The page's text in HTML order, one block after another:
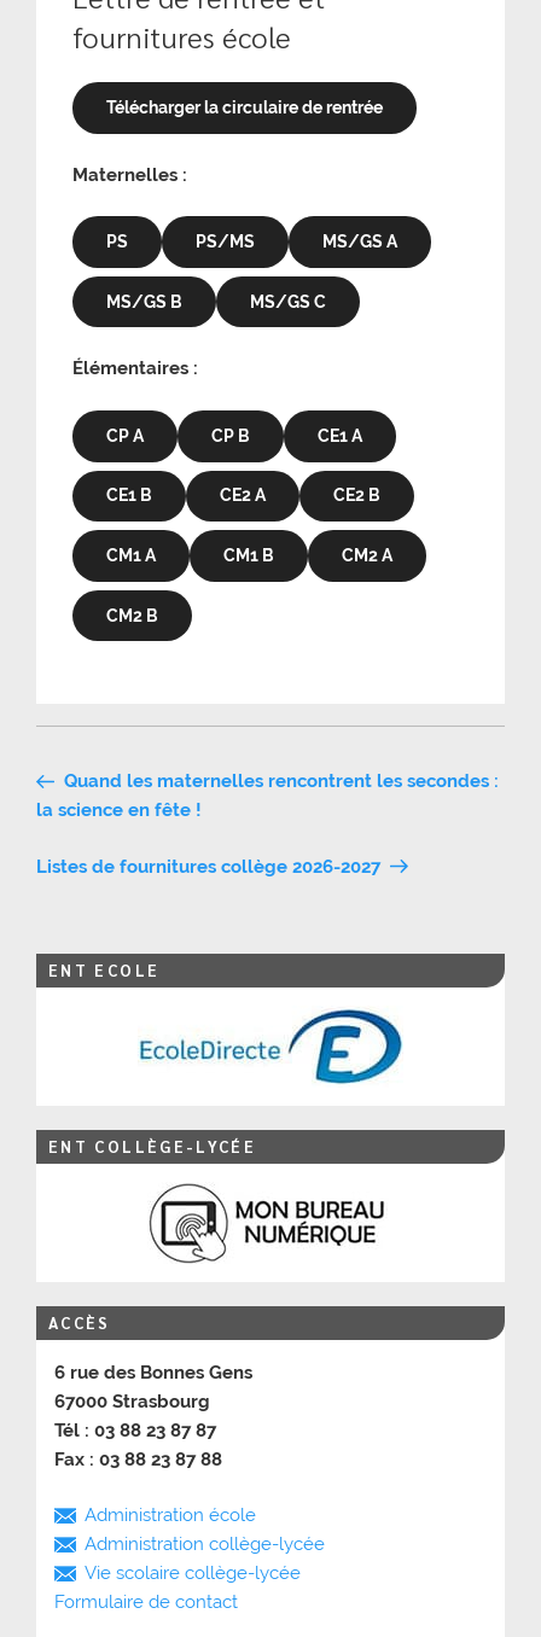
fournitures école
Télécharger la circulaire de rentrée
Maternelles :
PS PS/MS MS/GS A
MS/GS B MS/GS C
Élémentaires :
CP A CP B CE1 A
CE1 B CE2 A CE2 B
CM1 A CM1 B CM2 A
CM2 B
Navigation
de
l’article
Quand les maternelles rencontrent les secondes :
la science en fête !
Listes de fournitures collège 2026-2027
ENT ECOLE
ENT COLLÈGE-LYCÉE
ACCÈS
6 rue des Bonnes Gens
67000 Strasbourg
Tél : 03 88 23 87 87
Fax : 03 88 23 87 88
Administration école
Administration collège-lycée
Vie scolaire collège-lycée
Formulaire de contact